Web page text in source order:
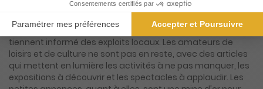
facettes de votre région. Les pages consacrées aux faits
divers vous plongent au cœur des événements
marquants, tandis que les rubriques sportives vous
tiennent informé des exploits locaux. Les amateurs de
loisirs et de culture ne sont pas en reste, avec des articles
qui mettent en lumière les activités à ne pas manquer, les
expositions à découvrir et les spectacles à applaudir. Les